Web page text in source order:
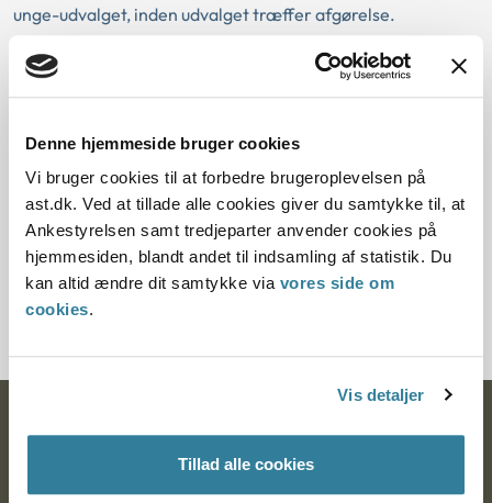
Denne hjemmeside bruger cookies
Vi bruger cookies til at forbedre brugeroplevelsen på
ast.dk. Ved at tillade alle cookies giver du samtykke til, at
Ankestyrelsen samt tredjeparter anvender cookies på
hjemmesiden, blandt andet til indsamling af statistik. Du
kan altid ændre dit samtykke via vores side om
cookies.
Vis detaljer
Tillad alle cookies
unge-udvalget, inden udvalget træffer afgørelse.
I dommen henvises til bekendtgørelse om forretningsorden
forelægges for udvalget med en indstilling om sagens
afgørelse.
Ankestyrelsen vil på baggrund af Vestre Landsrets dom
offentliggøre en ny principmeddelelse med vejledning om,
hvordan forvaltningen skal udarbejde indstillinger i sager
om afbrudt eller overvåget samvær efter servicelovens §
71, stk. 4.
Ankestyrelsen